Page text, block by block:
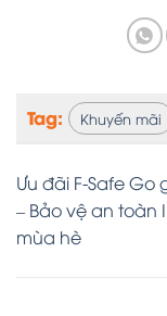
Tag: Khuyến mãi
Ưu đãi F-Safe Go
– Bảo vệ an toàn
mùa hè